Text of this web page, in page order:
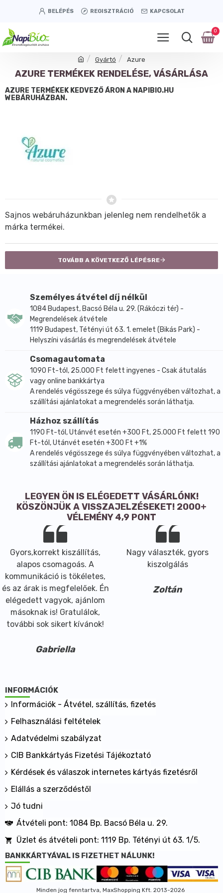
BELÉPÉS REGISZTRÁCIÓ KAPCSOLAT
0
Gyártó Azure
AZURE TERMÉKEK RENDELÉSE, VÁSÁRLÁSA
AZURE TERMÉKEK KEDVEZŐ ÁRON A NAPIBIO.HU
WEBÁRUHÁZBAN.
Sajnos webáruházunkban jelenleg nem rendelhetők a
márka termékei.
TOVÁBB A KÖVETKEZŐ LÉPÉSRE
Személyes átvétel díj nélkül
1084 Budapest, Bacsó Béla u. 29. (Rákóczi tér) -
Megrendelések átvétele
1119 Budapest, Tétényi út 63. 1. emelet (Bikás Park) -
Helyszíni vásárlás és megrendelések átvétele
Csomagautomata
1090 Ft-tól, 25.000 Ft felett ingyenes - Csak átutalás
vagy online bankkártya
A rendelés végösszege és súlya függvényében változhat, a
szállítási ajánlatokat a megrendelés során láthatja.
Házhoz szállítás
1190 Ft-tól, Utánvét esetén +300 Ft, 25.000 Ft felett 190
Ft-tól, Utánvét esetén +300 Ft +1%
A rendelés végösszege és súlya függvényében változhat, a
szállítási ajánlatokat a megrendelés során láthatja.
LEGYEN ÖN IS ELÉGEDETT VÁSÁRLÓNK!
KÖSZÖNJÜK A VISSZAJELZÉSEKET! 2000+
VÉLEMÉNY 4,9 PONT
Gyors,korrekt kiszállítás,
alapos csomagoás. A
kommunikáció is tökéletes,
és az árak is megfelelőek. Én
elégedett vagyok, ajánlom
másoknak is! Gratulálok,
további sok sikert kívánok!
Gabriella
Nagy választék, gyors
kiszolgálás
Zoltán
INFORMÁCIÓK
Információk - Átvétel, szállítás, fizetés
Felhasználási feltételek
Adatvédelmi szabályzat
CIB Bankkártyás Fizetési Tájékoztató
Kérdések és válaszok internetes kártyás fizetésről
Elállás a szerződéstől
Jó tudni
Átvételi pont: 1084 Bp. Bacsó Béla u. 29.
Üzlet és átvételi pont: 1119 Bp. Tétényi út 63. 1/5.
BANKKÁRTYÁVAL IS FIZETHET NÁLUNK!
Minden jog fenntartva, MaxShopping Kft. 2013-2026